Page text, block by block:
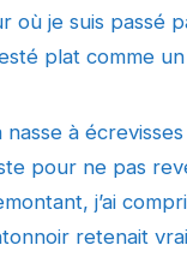
où je suis passé
plat comme
nasse à
pour ne pas
j’ai
retenait